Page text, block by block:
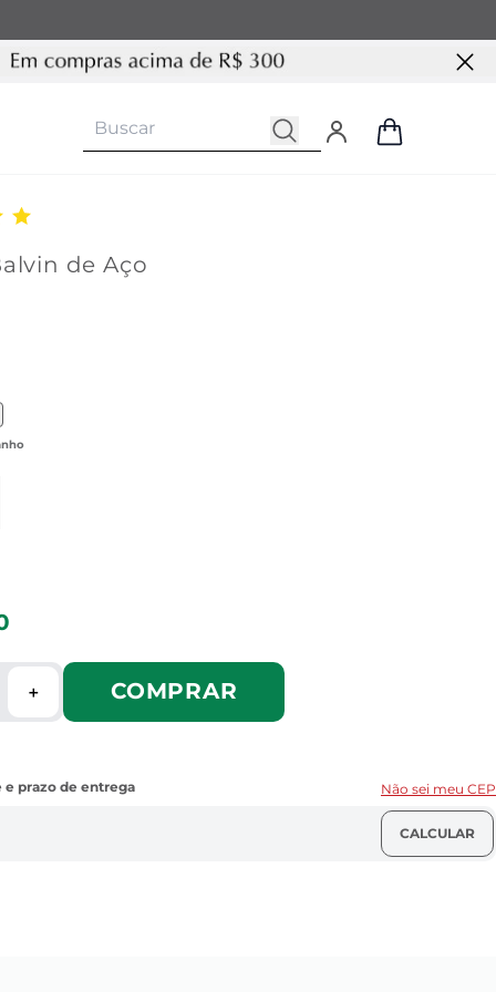
de Aço
similar com cor Dourada
＋ COMPRAR
Não sei meu CEP